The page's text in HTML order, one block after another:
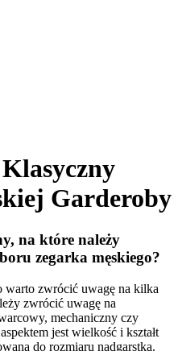
Garderoby
na które należy
zegarka męskiego?
warto zwrócić uwagę na kilka
zwrócić uwagę na
mechaniczny czy
jest wielkość i kształt
do rozmiaru nadgarstka.